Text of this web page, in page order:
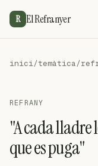
R El Refranyer
inici/temàtica/
REFRANY
"A cada lladre
que es puga"